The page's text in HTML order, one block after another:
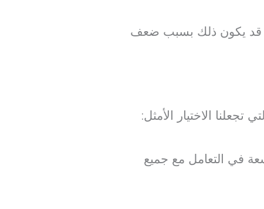
قد يكون ذلك بسبب ضعف
الاختيار الأمثل:
في التعامل مع جميع